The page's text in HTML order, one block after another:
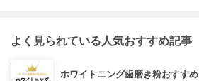
よく見られている人気おすすめ記事
ホワイトニング歯磨き粉おすす